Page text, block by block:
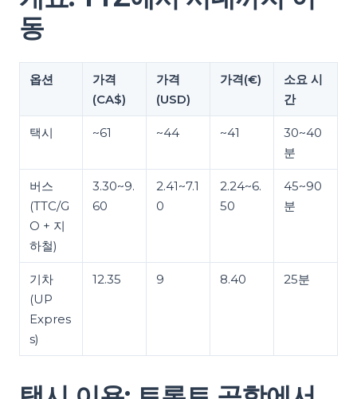
동
옵션
가격
(CA$)
가격
(USD)
가격(€)
소요 시
간
택시 ~61 ~44 ~41
30~40
분
버스
(TTC/G
O + 지
하철)
3.30~9.
60
2.41~7.1
0
2.24~6.
50
45~90
분
기차
(UP
Expres
s)
12.35 9 8.40 25분